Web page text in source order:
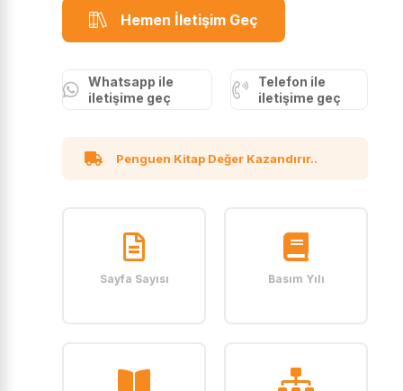
Hemen İletişim Geç
Whatsapp ile
iletişime geç
Telefon ile
iletişime geç
Penguen Kitap Değer Kazandırır..
Sayfa Sayısı Basım Yılı